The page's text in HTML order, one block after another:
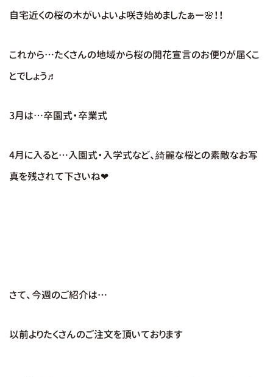
自宅近くの桜の木がいよいよ咲き始めましたぁー🌸！！
これから…たくさんの地域から桜の開花宣言のお便りが届くこ
とでしょう♬
3月は…卒園式・卒業式
4月に入ると…入園式・入学式など、綺麗な桜との素敵なお写
真を残されて下さいね❤
さて、今週のご紹介は…
以前よりたくさんのご注文を頂いております